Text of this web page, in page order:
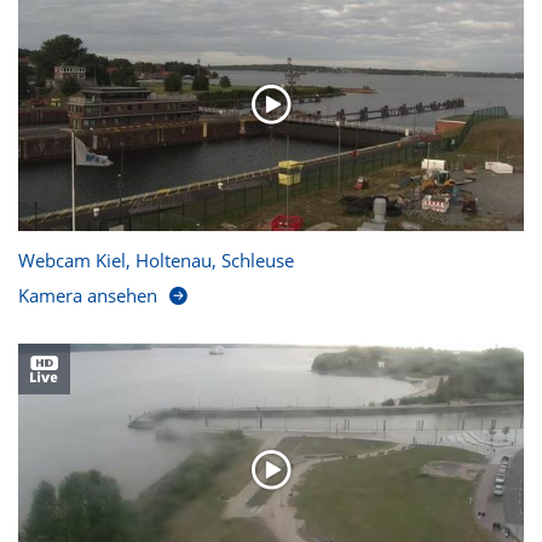
Webcam Kiel, Holtenau, Schleuse
Kamera ansehen